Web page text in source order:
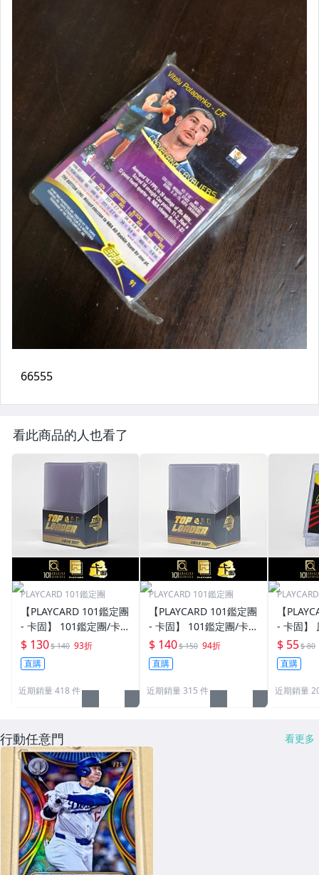
看此商品的人也看了
PLAYCARD 101鑑定團
【PLAYCARD 101鑑定團
- 卡固】 101鑑定團/卡固
原廠原裝 一般卡夾 / 塑
膠殼 尺寸：35pt
$ 130$ 140 93折
直購
近期銷量 418 件
PLAYCARD 101鑑定團
【PLAYCARD 101鑑定團
- 卡固】 101鑑定團/卡固
原廠原裝 一般卡夾 / 塑
膠殼 尺寸：55pt
$ 140$ 150 94折
直購
近期銷量 315 件
【
- 卡固】
卡夾 /
pt /
$ 55$ 80
直購
近期銷量
行動任意門 看更多